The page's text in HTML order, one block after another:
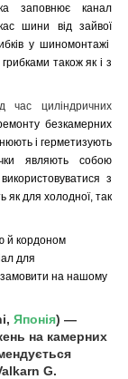
заповнює канал
шини від зайвої
у шиномонтажі
також як і з
час циліндричних
безкамерних
і герметизують
являють собою
з
як для холодної, так
й кордоном
для
на нашому
Японія) —
на камерних
G.